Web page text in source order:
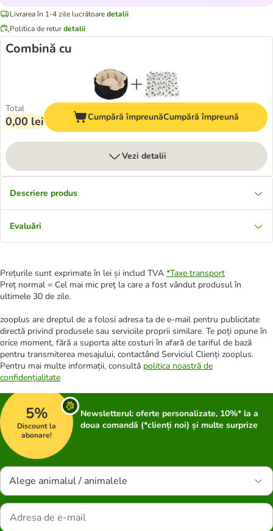
Livrarea în 1-4 zile lucrătoaredetalii
Politica de returdetalii
Combină cu
Total
0,00 lei Cumpără împreunăCumpără împreună
Vezi detalii
Descriere produs
Evaluări
Prețurile sunt exprimate în lei și includ TVA *Taxe transport
Preț normal = Cel mai mic preț la care a fost vândut produsul în
ultimele 30 de zile.
zooplus are dreptul de a folosi adresa ta de e-mail pentru publicitate
directă privind produsele sau serviciile proprii similare. Te poți opune în
orice moment, fără a suporta alte costuri în afară de tariful de bază
pentru transmiterea mesajului, contactând Serviciul Clienți zooplus.
Pentru mai multe informații, consultă politica noastră de
confidențialitate
5%
Discount la
abonare!
Newsletterul: oferte personalizate, 10%* la a
doua comandă (*clienți noi) și multe surprize
Alege animalul / animalele